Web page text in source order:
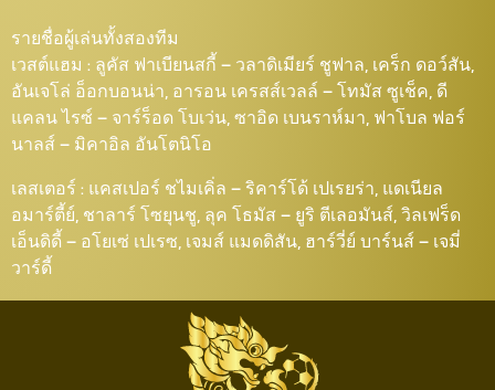
รายชื่อผู้เล่นทั้งสองทีม
เวสต์แฮม : ลูคัส ฟาเบียนสกี้ – วลาดิเมียร์ ชูฟาล, เคร็ก ดอว์สัน,
อันเจโล่ อ็อกบอนน่า, อารอน เครสส์เวลล์ – โทมัส ซูเช็ค, ดี
แคลน ไรซ์ – จาร์ร็อด โบเว่น, ซาอิด เบนราห์มา, ฟาโบล ฟอร์
นาลส์ – มิคาอิล อันโตนิโอ
เลสเตอร์ : แคสเปอร์ ชไมเคิ่ล – ริคาร์โด้ เปเรยร่า, แดเนียล
อมาร์ตี้ย์, ชาลาร์ โซยุนชู, ลุค โธมัส – ยูริ ตีเลอมันส์, วิลเฟร็ด
เอ็นดิดี้ – อโยเซ่ เปเรซ, เจมส์ แมดดิสัน, ฮาร์วี่ย์ บาร์นส์ – เจมี่
วาร์ดี้